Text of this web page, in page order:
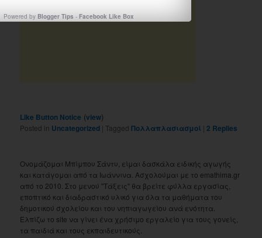
Like Button Notice (view)
Posted in Uncategorized | Tagged Πολλαπλασιασμοί |2 Replies
Ονομάζομαι Μπίμπου Σάντυ, είμαι δασκάλα ειδικής αγωγής
και κατάγομαι από τα Ιωάννινα. Ασχολούμαι με το emathima.gr
από το 2010. Στο μενού "Τάξεις" θα βρείτε φύλλα εργασίας,
εποπτικό και διαδραστικό υλικό για όλα τα μαθήματα του
δημοτικού σχολείου και του νηπιαγωγείου ανά ενότητα.
Ελπίζω το site να γίνει ένα χρήσιμο εργαλείο για τους γονείς,
τα παιδιά και τους εκπαιδευτικούς.
Powered by Blogger Tips - Facebook Like Box